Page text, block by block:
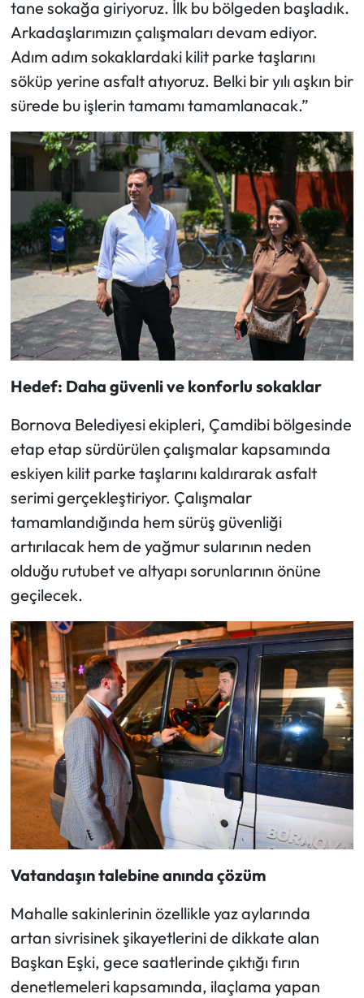
tane sokağa giriyoruz. İlk bu bölgeden başladık.
Arkadaşlarımızın çalışmaları devam ediyor.
Adım adım sokaklardaki kilit parke taşlarını
söküp yerine asfalt atıyoruz. Belki bir yılı aşkın bir
sürede bu işlerin tamamı tamamlanacak.”
Hedef: Daha güvenli ve konforlu sokaklar
Bornova Belediyesi ekipleri, Çamdibi bölgesinde
etap etap sürdürülen çalışmalar kapsamında
eskiyen kilit parke taşlarını kaldırarak asfalt
serimi gerçekleştiriyor. Çalışmalar
tamamlandığında hem sürüş güvenliği
artırılacak hem de yağmur sularının neden
olduğu rutubet ve altyapı sorunlarının önüne
geçilecek.
Vatandaşın talebine anında çözüm
Mahalle sakinlerinin özellikle yaz aylarında
artan sivrisinek şikayetlerini de dikkate alan
Başkan Eşki, gece saatlerinde çıktığı fırın
denetlemeleri kapsamında, ilaçlama yapan